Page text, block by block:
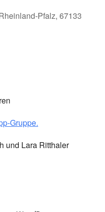
Pfalz, 67133
Gruppe.
und Lara Ritthaler